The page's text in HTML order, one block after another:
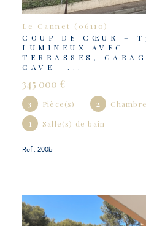
Le Cannet (06110)
COUP DE CŒUR –
LUMINEUX AVEC
TERRASSES,
CAVE –...
345 000 €
3 Pièce(s) 2
1
Salle(s) de bain
Réf : 200b